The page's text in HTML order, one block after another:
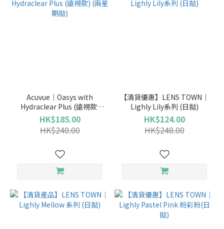
Acuvue｜Oasys with
Hydraclear Plus (遠視款)
(兩星期拋)
HK$185.00
HK$240.00
【清貨優惠】LENS TOWN｜
Lighly Lily系列 (日拋)
HK$124.00
HK$248.00